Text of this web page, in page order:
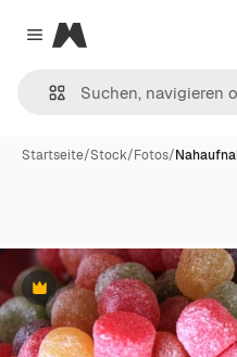
Close menu
Magnific
Startseite/Stock/Fotos/
Premium